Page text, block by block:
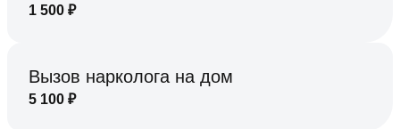
1 500 ₽
Вызов нарколога на дом
5 100 ₽